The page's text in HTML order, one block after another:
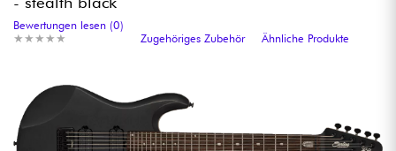
Klaviere & Piano
Synths & samplers
Studio
★ ★ ★ ★ ★
★ ★ ★ ★ ★
Bewertungen lesen (0)
Zugehöriges Zubehör
Ähnliche Produkte